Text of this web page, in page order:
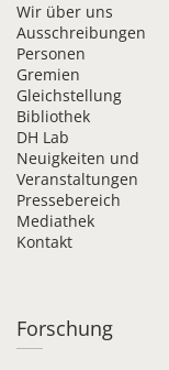
Wir über uns
Ausschreibungen
Personen
Gremien
Gleichstellung
Bibliothek
DH Lab
Neuigkeiten und
Veranstaltungen
Pressebereich
Mediathek
Kontakt
Forschung